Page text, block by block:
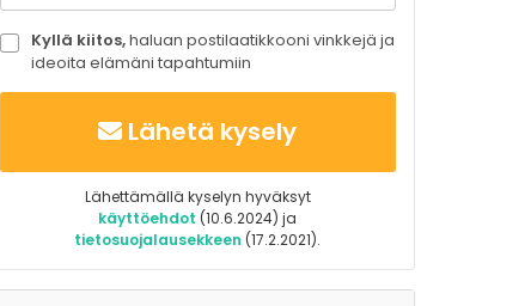
Kyllä kiitos,haluan postilaatikkooni vinkkejä ja
ideoita elämäni tapahtumiin
Lähetä kysely
Lähettämällä kyselyn hyväksyt
käyttöehdot (10.6.2024) ja
tietosuojalausekkeen (17.2.2021).